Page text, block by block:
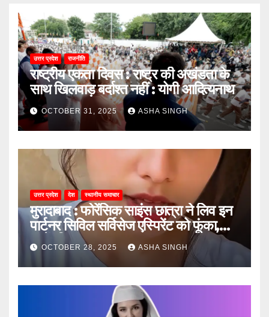
उत्तर प्रदेश राजनीति
राष्ट्रीय एकता दिवस : राष्ट्र की अखंडता के
साथ खिलवाड़ बर्दाश्त नहीं : योगी आदित्यनाथ
OCTOBER 31, 2025 ASHA SINGH
उत्तर प्रदेश देश स्थानीय समाचार
मुरादाबाद : फोरेंसिक साइंस छात्रा ने लिव इन
पार्टनर सिविल सर्विसेज एस्पिरेंट को फूंका,
जानें, फिर क्या हुआ…
OCTOBER 28, 2025 ASHA SINGH